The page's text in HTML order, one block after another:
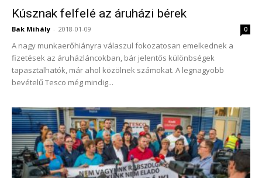
Kúsznak felfelé az áruházi bérek
Bak Mihály - 2018-01-09 0
A nagy munkaerőhiányra válaszul fokozatosan emelkednek a
fizetések az áruházláncokban, bár jelentős különbségek
tapasztalhatók, már ahol közölnek számokat. A legnagyobb
bevételű Tesco még mindig...